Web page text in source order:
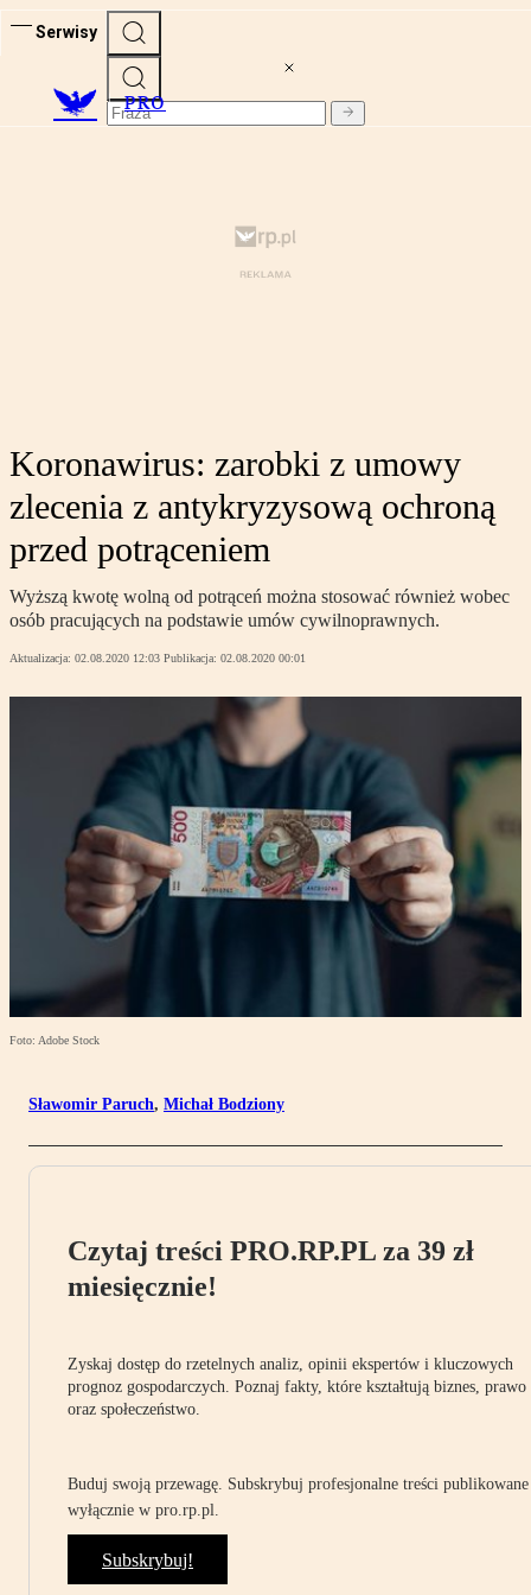
Serwisy
PRO
Koronawirus: zarobki z umowy
zlecenia z antykryzysową ochroną
przed potrąceniem
Wyższą kwotę wolną od potrąceń można stosować również wobec
osób pracujących na podstawie umów cywilnoprawnych.
Aktualizacja: 02.08.2020 12:03 Publikacja: 02.08.2020 00:01
Foto: Adobe Stock
Sławomir Paruch, Michał Bodziony
Czytaj treści PRO.RP.PL za 39 zł
miesięcznie!
Zyskaj dostęp do rzetelnych analiz, opinii ekspertów i kluczowych
prognoz gospodarczych. Poznaj fakty, które kształtują biznes, prawo
oraz społeczeństwo.
Buduj swoją przewagę. Subskrybuj profesjonalne treści publikowane
wyłącznie w pro.rp.pl.
Subskrybuj!